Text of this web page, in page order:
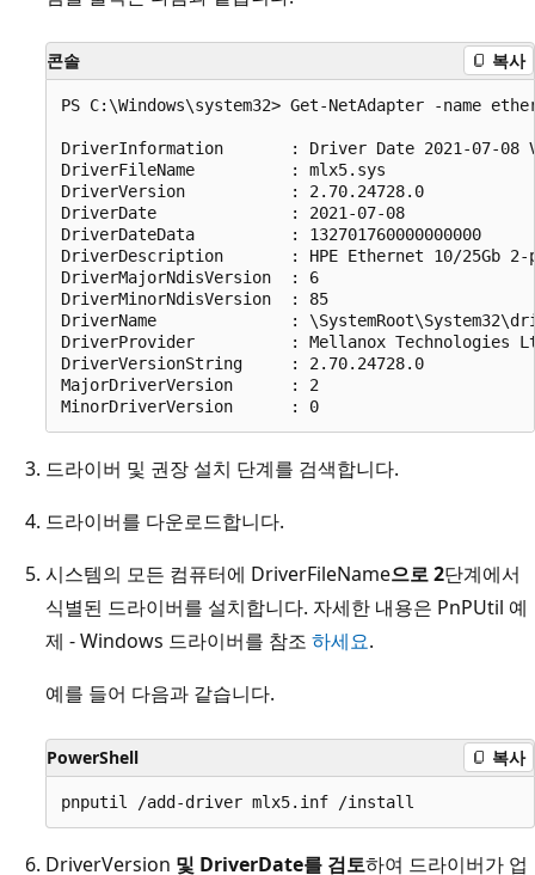
콘솔 복사
PS C:\Windows\system32> Get-NetAdapter -name
DriverInformation		: Driver Date 2021-07-08 Version 2.70.24728.0 NDIS 6.85
DriverFileName			: mlx5.sys
DriverVersion			: 2.70.24728.0
DriverDate			    : 2021-07-08
DriverDateData			: 132701760000000000
DriverDescription		: HPE Ethernet 10/25Gb 2-port 640FLR-SFP28 Adapter
DriverMajorNdisVersion	: 6
DriverMinorNdisVersion 	: 85
DriverName			    : \SystemRoot\System32\drivers\mlx5.sys
DriverProvider			: Mellanox Technologies Ltd.
DriverVersionString		: 2.70.24728.0
MajorDriverVersion		: 2
드라이버 및 권장 설치 단계를 검색합니다.
드라이버를 다운로드합니다.
시스템의 모든 컴퓨터에 DriverFileName으로 2단계에서
식별된 드라이버를 설치합니다. 자세한 내용은 PnPUtil 예
제 - Windows 드라이버를 참조 하세요.
예를 들어 다음과 같습니다.
PowerShell 복사
DriverVersion 및 DriverDate를 검토하여 드라이버가 업